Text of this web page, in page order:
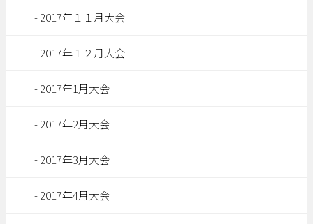
2017年１１月大会
2017年１２月大会
2017年1月大会
2017年2月大会
2017年3月大会
2017年4月大会